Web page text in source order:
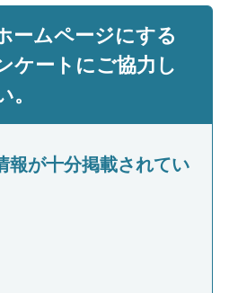
ームページにする
ケートにご協力し
。
報が十分掲載されてい